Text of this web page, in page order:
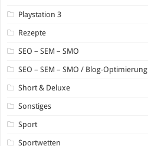
Playstation 3
Rezepte
SEO – SEM – SMO
SEO – SEM – SMO / Blog-Optimierung
Short & Deluxe
Sonstiges
Sport
Sportwetten